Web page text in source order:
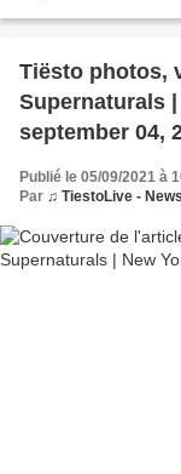
Tiësto photos,
Supernaturals
september 04,
Publié le 05/09/2021 à
Par ♫ TiestoLive -